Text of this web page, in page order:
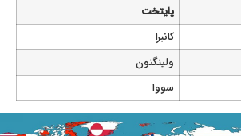
پایتخت
کانبرا
ولینگتون
سووا